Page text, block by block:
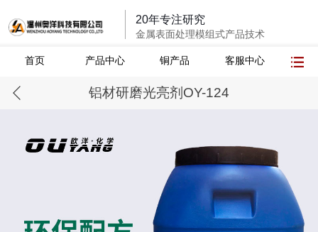
20年专注研究
金属表面处理模组式产品技术
首页 产品中心 铜产品 客服中心
铝材研磨光亮剂OY-124